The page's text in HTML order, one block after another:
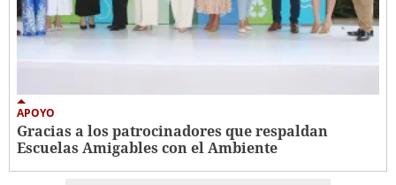
APOYO
Gracias a los patrocinadores que respaldan
Escuelas Amigables con el Ambiente